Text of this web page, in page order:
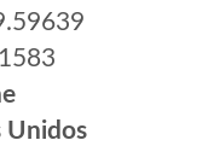
Unidos